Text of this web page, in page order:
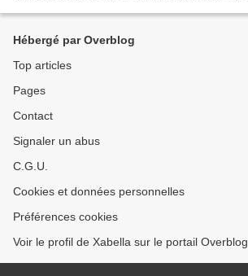
Hébergé par Overblog
Top articles
Pages
Contact
Signaler un abus
C.G.U.
Cookies et données personnelles
Préférences cookies
Voir le profil de Xabella sur le portail Overblog